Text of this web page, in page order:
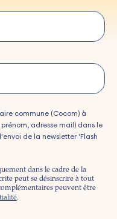
commune (Cocom) à
adresse mail) dans le
de la newsletter 'Flash
dans le cadre de la
peut se désinscrire à tout
peuvent être
.